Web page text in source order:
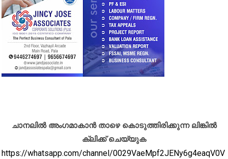
ചാനലിൽ അംഗമാകാൻ താഴെ കൊടുത്തിരിക്കുന്ന ലിങ്കിൽ
ക്ലിക്ക് ചെയ്യുക
https://whatsapp.com/channel/0029VaeMpf2JENy6g4eaqV0V